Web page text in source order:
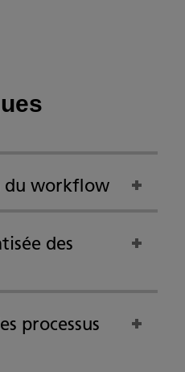
du workflow
des
processus